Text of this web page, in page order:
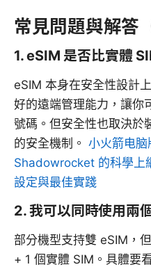
常見問題與解答
1. eSIM 是否比實體
eSIM 本身在安全性設計
好的遠端管理能力，讓你
號碼。但安全性也取決於
的安全機制。 小火箭电脑
Shadowrocket 的科學上
設定與最佳實踐
2. 我可以同時使用兩
部分機型支持雙 eSIM，
+ 1 個實體 SIM。具體要